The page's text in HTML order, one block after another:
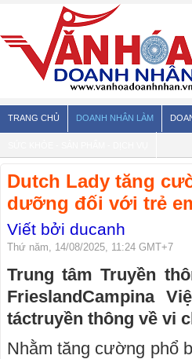
TRANG CHỦ DOANH NHÂN LÀM
Dutch Lady tăng
dưỡng đối với trẻ
Viết bởi ducanh
Thứ năm, 14/08/2025, 11:24 GMT+7
Trung tâm Truyền
FrieslandCampina
táctruyền thông về vi
Nhằm tăng cường phổ